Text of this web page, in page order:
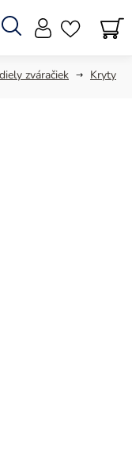
Hľadať
zváračiek
Kryty